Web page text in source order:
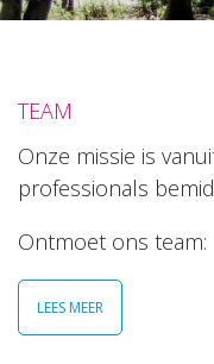
TEAM
Onze missie is
professionals
Ontmoet ons team:
LEES MEER